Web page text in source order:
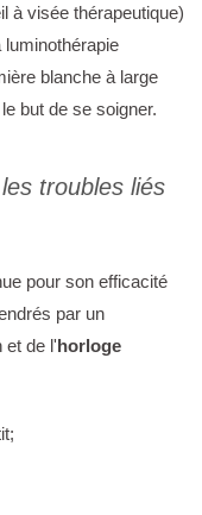
à visée thérapeutique)
luminothérapie
blanche à large
but de se soigner.
troubles liés
pour son efficacité
par un
et de l'horloge